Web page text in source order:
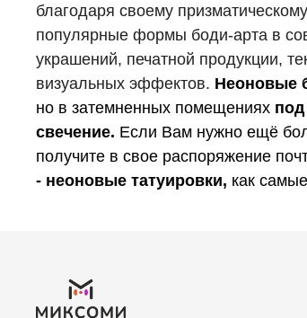
благодаря своему
популярные формы боди-арта в
украшений, печатной продукции,
визуальных эффектов. Неоновые
но в затемненных помещениях
свечение. Если Вам нужно ещё
получите в свое распоряжение
- неоновые татуировки, как